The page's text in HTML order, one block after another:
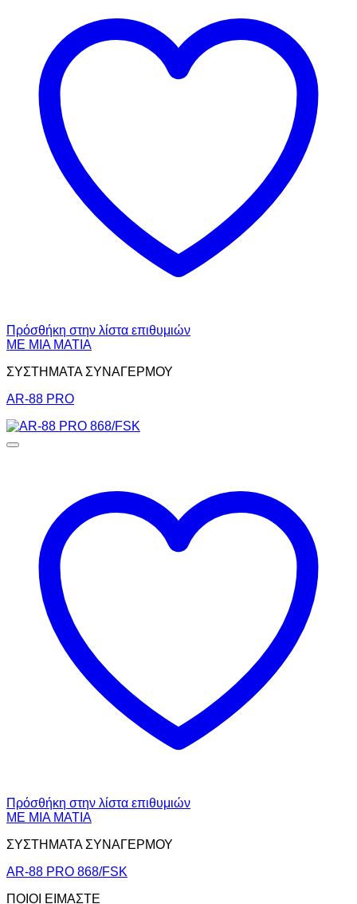
Πρόσθήκη στην λίστα επιθυμιών
ΜΕ ΜΙΑ ΜΑΤΙΑ
ΣΥΣΤΗΜΑΤΑ ΣΥΝΑΓΕΡΜΟΥ
AR-88 PRO
Πρόσθήκη στην λίστα επιθυμιών
ΜΕ ΜΙΑ ΜΑΤΙΑ
ΣΥΣΤΗΜΑΤΑ ΣΥΝΑΓΕΡΜΟΥ
AR-88 PRO 868/FSK
ΠΟΙΟΙ ΕΙΜΑΣΤΕ